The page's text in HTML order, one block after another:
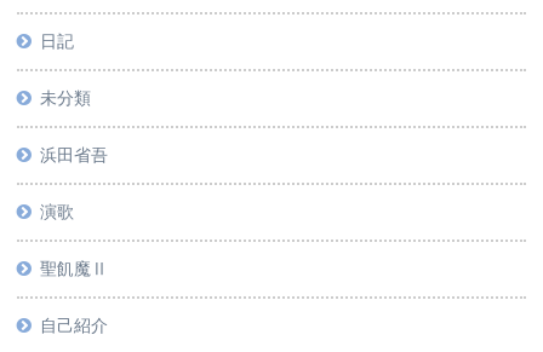
日記
未分類
浜田省吾
演歌
聖飢魔Ⅱ
自己紹介